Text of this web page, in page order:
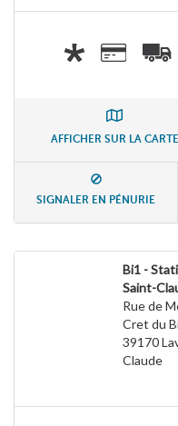
AFFICHER SUR LA CARTE
SIGNALER EN PÉNURIE
Bi1 -
Saint-
Rue de
Cret du
39170
Claude